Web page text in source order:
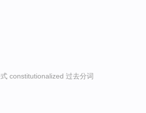
constitutionalized 过去分词